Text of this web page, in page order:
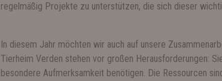
regelmäßig Projekte zu unterstützen, die sich dieser
In diesem Jahr möchten wir auch auf unsere
Tierheim Verden stehen vor großen Herausforderungen:
besondere Aufmerksamkeit benötigen. Die Ressourcen